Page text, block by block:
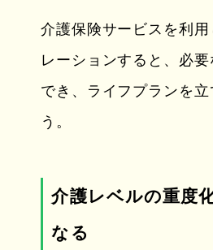
介護保険サービスを利
レーションすると、必
でき、ライフプランを
う。
介護レベルの重度
なる